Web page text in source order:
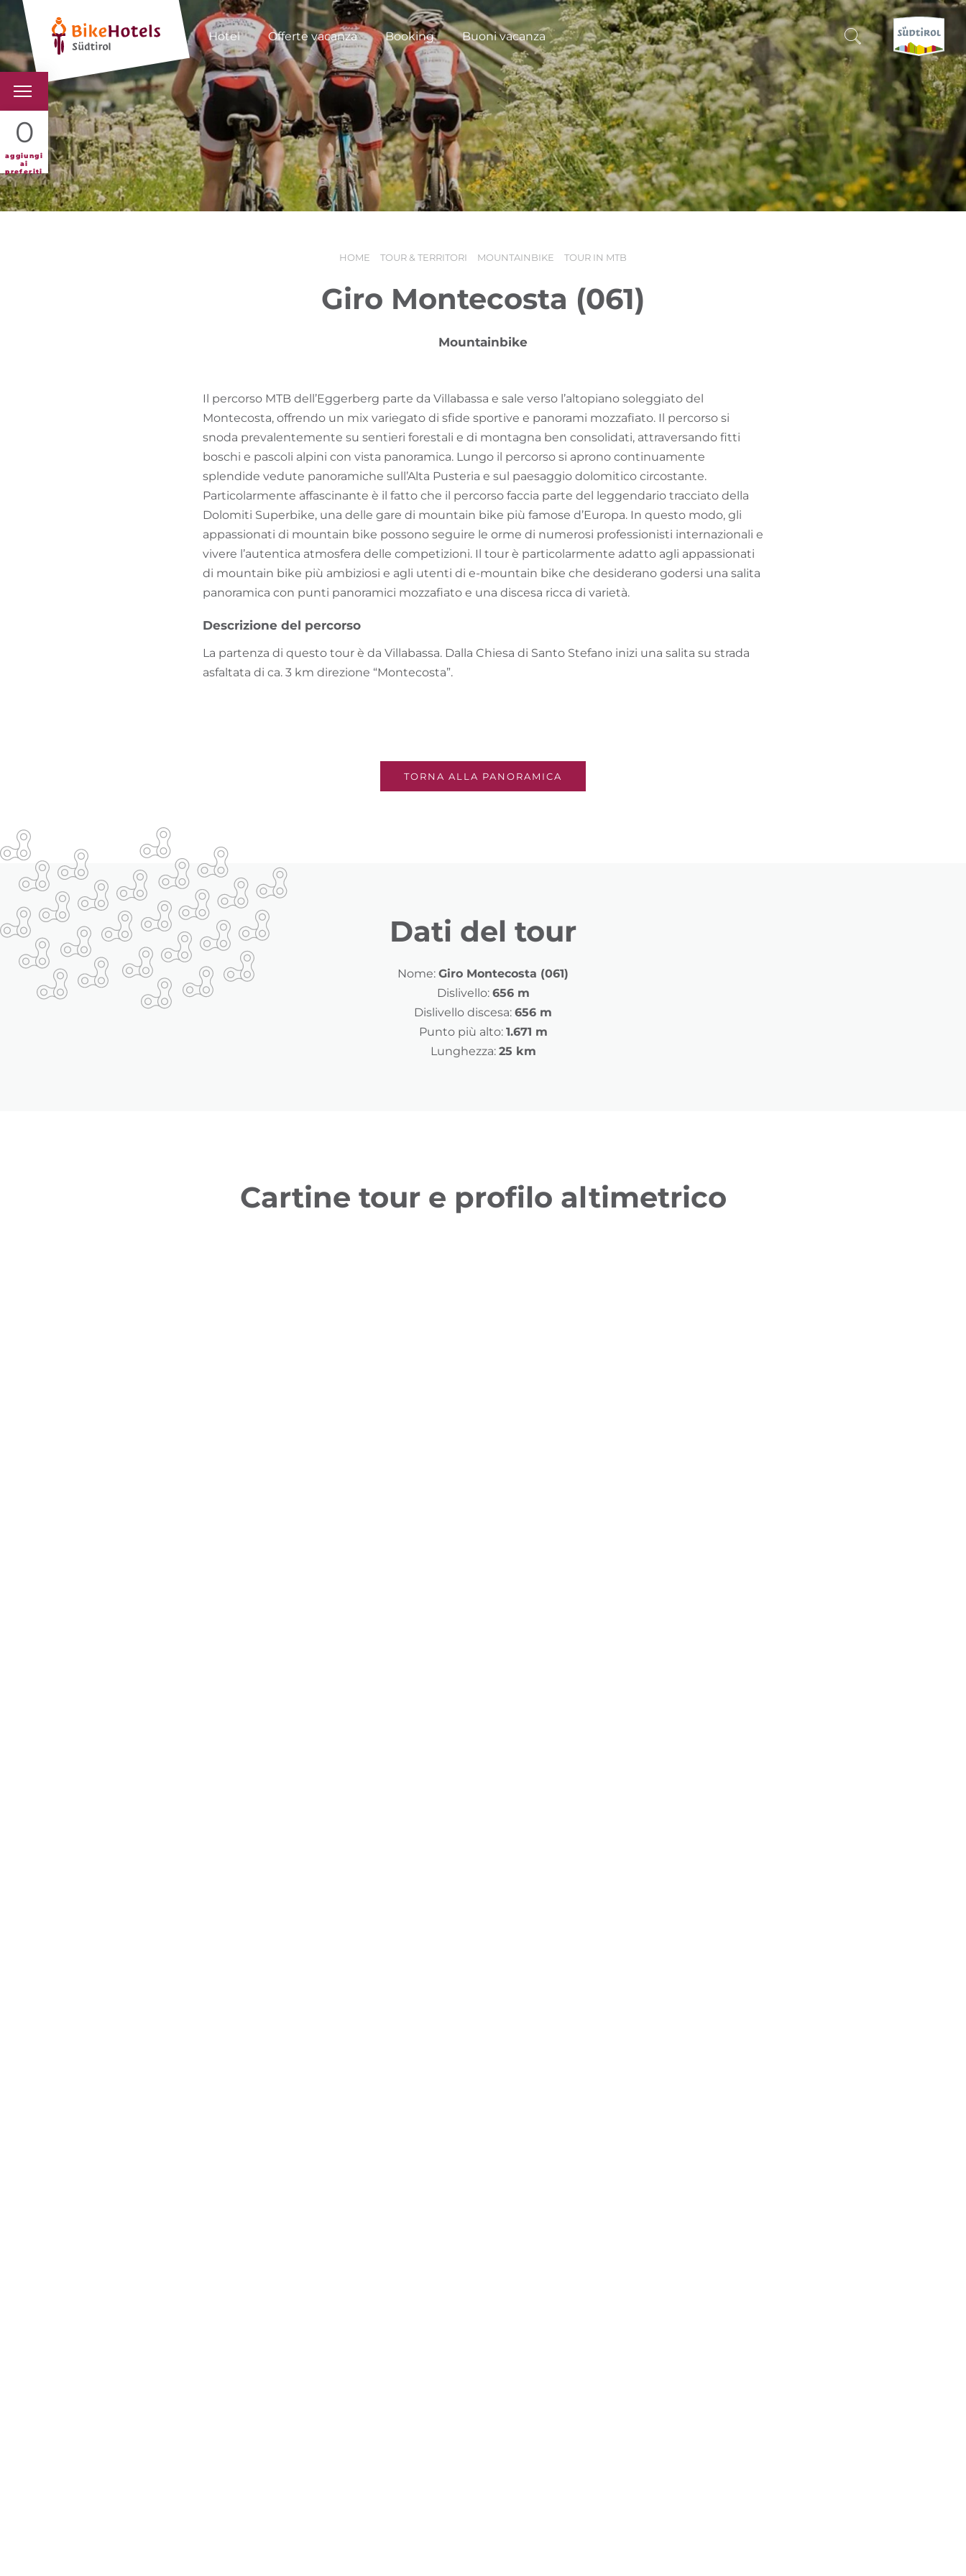
Hotel Offerte vacanza Booking Buoni vacanza
0
aggiungi
ai
preferiti
BIKEHOTELS
HOTELS & PACCHETTI
TOUR & TERRITORI
CERCA E PRENOTA
SCOPRI L'ALTO ADIGE
QUANDO?
-
HOME TOUR & TERRITORI MOUNTAINBIKE TOUR IN MTB
Giro Montecosta (061)
Mountainbike
Il percorso MTB dell’Eggerberg parte da Villabassa e sale verso l’altopiano soleggiato del
Montecosta, offrendo un mix variegato di sfide sportive e panorami mozzafiato. Il percorso si
snoda prevalentemente su sentieri forestali e di montagna ben consolidati, attraversando fitti
boschi e pascoli alpini con vista panoramica. Lungo il percorso si aprono continuamente
splendide vedute panoramiche sull’Alta Pusteria e sul paesaggio dolomitico circostante.
Particolarmente affascinante è il fatto che il percorso faccia parte del leggendario tracciato della
Dolomiti Superbike, una delle gare di mountain bike più famose d’Europa. In questo modo, gli
appassionati di mountain bike possono seguire le orme di numerosi professionisti internazionali e
vivere l’autentica atmosfera delle competizioni. Il tour è particolarmente adatto agli appassionati
di mountain bike più ambiziosi e agli utenti di e-mountain bike che desiderano godersi una salita
panoramica con punti panoramici mozzafiato e una discesa ricca di varietà.
Descrizione del percorso
La partenza di questo tour è da Villabassa. Dalla Chiesa di Santo Stefano inizi una salita su strada
asfaltata di ca. 3 km direzione “Montecosta”.
TORNA ALLA PANORAMICA
Dati del tour
Nome: Giro Montecosta (061)
Dislivello: 656 m
Dislivello discesa: 656 m
Punto più alto: 1.671 m
Lunghezza: 25 km
Cartine tour e profilo altimetrico